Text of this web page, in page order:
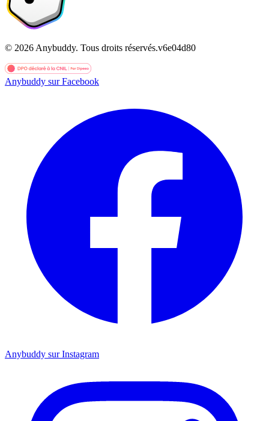
© 2026 Anybuddy. Tous droits réservés.v6e04d80
Anybuddy sur Facebook
Anybuddy sur Instagram